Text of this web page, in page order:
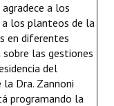
a los
a los planteos de la
en diferentes
las gestiones
del
la Dra. Zannoni
programando la